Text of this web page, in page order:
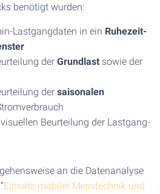
benötigt wurden:
Lastgangdaten in ein Ruhezeit-
der Grundlast sowie der
der saisonalen
Beurteilung der Lastgang-
an die Datenanalyse
Einsatz mobiler Messtechnik und